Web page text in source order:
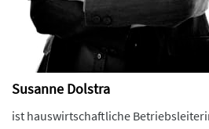
Susanne Dolstra
ist hauswirtschaftliche